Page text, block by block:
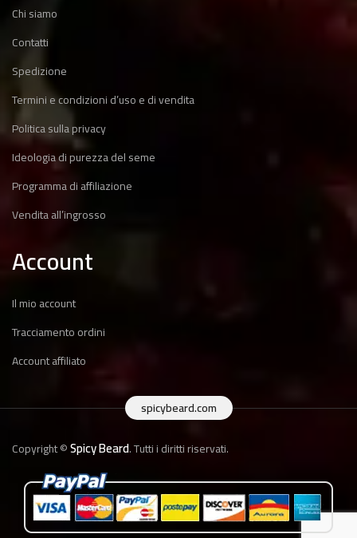
Chi siamo
Contatti
Spedizione
Termini e condizioni d’uso e di vendita
Politica sulla privacy
Ideologia di purezza del seme
Programma di affiliazione
Vendita all’ingrosso
Account
Il mio account
Tracciamento ordini
Account affiliato
spicybeard.com
Copyright ©Spicy Beard. Tutti i diritti riservati.